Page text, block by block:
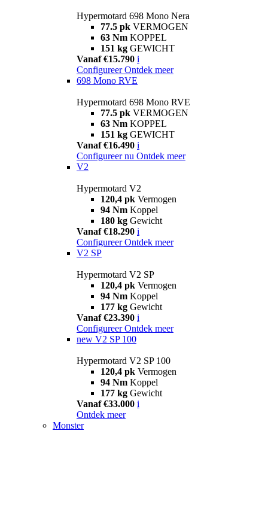
Hypermotard 698 Mono Nera
77.5 pk VERMOGEN
63 Nm KOPPEL
151 kg GEWICHT
Vanaf €15.790 i
Configureer Ontdek meer
698 Mono RVE
Hypermotard 698 Mono RVE
77.5 pk VERMOGEN
63 Nm KOPPEL
151 kg GEWICHT
Vanaf €16.490 i
Configureer nu Ontdek meer
V2
Hypermotard V2
120,4 pk Vermogen
94 Nm Koppel
180 kg Gewicht
Vanaf €18.290 i
Configureer Ontdek meer
V2 SP
Hypermotard V2 SP
120,4 pk Vermogen
94 Nm Koppel
177 kg Gewicht
Vanaf €23.390 i
Configureer Ontdek meer
new V2 SP 100
Hypermotard V2 SP 100
120,4 pk Vermogen
94 Nm Koppel
177 kg Gewicht
Vanaf €33.000 i
Ontdek meer
Monster